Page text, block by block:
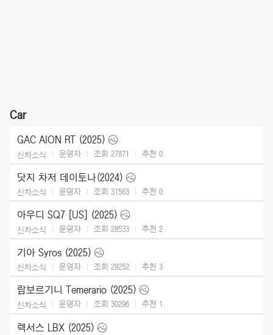
Car
GAC AION RT (2025)
신차소식 운영자 조회 27871 추천 0
닷지 차저 데이토나(2024)
신차소식 운영자 조회 31563 추천 0
아우디 SQ7 [US] (2025)
신차소식 운영자 조회 28533 추천 2
기아 Syros (2025)
신차소식 운영자 조회 29252 추천 3
람보르기니 Temerario (2025)
신차소식 운영자 조회 30296 추천 1
렉서스 LBX (2025)